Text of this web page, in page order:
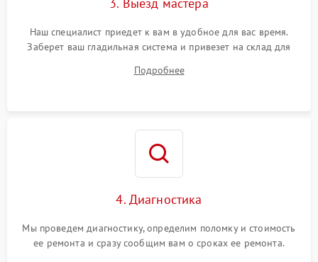
Наш специалист приедет к вам в удобное для вас время.
Заберет ваш гладильная система и привезет на склад для
Подробнее
4. Диагностика
Мы проведем диагностику, определим поломку и стоимость
ее ремонта и сразу сообщим вам о сроках ее ремонта.